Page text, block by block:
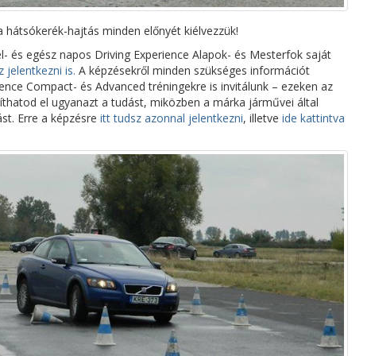
hátsókerék-hajtás minden előnyét kiélvezzük!
és egész napos Driving Experience Alapok- és Mesterfok saját
jelentkezni is. A képzésekről minden szükséges információt
Compact- és Advanced tréningekre is invitálunk – ezeken az
el ugyanazt a tudást, miközben a márka járművei által
Erre a képzésre itt tudsz azonnal jelentkezni, illetve ide kattintva